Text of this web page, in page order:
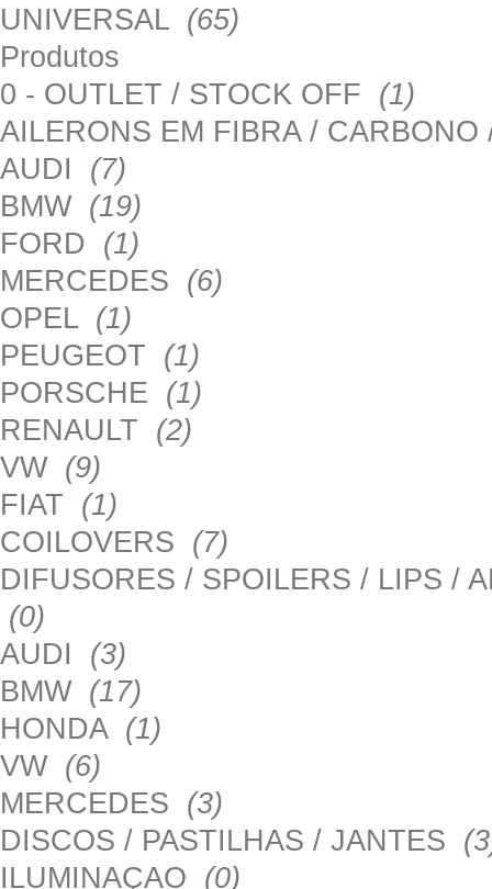
UNIVERSAL (65)
Produtos
0 - OUTLET / STOCK OFF (1)
AILERONS EM FIBRA /
AUDI (7)
BMW (19)
FORD (1)
MERCEDES (6)
OPEL (1)
PEUGEOT (1)
PORSCHE (1)
RENAULT (2)
VW (9)
FIAT (1)
COILOVERS (7)
DIFUSORES / SPOILERS / LIPS /
(0)
AUDI (3)
BMW (17)
HONDA (1)
VW (6)
MERCEDES (3)
DISCOS / PASTILHAS / JANTES
ILUMINAÇAO (0)